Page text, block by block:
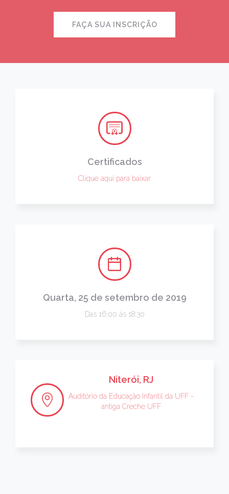
FAÇA SUA INSCRIÇÃO
Certificados
Clique aqui para baixar
Quarta, 25 de setembro de 2019
Das 16:00 às 18:30
Niterói, RJ
Auditório da Educação Infantil da UFF -
antiga Creche UFF